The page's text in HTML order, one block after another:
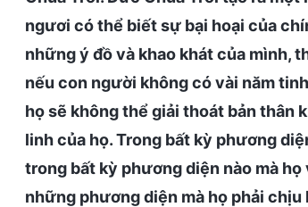
ngươi có thể biết sự bại hoại của
những ý đồ và khao khát của mình,
nếu con người không có vài năm
họ sẽ không thể giải thoát bản thân
linh của họ. Trong bất kỳ phương
trong bất kỳ phương diện nào mà
những phương diện mà họ phải